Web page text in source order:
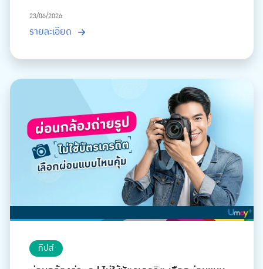
23/06/2026
รายละเอียด
ทิปส์